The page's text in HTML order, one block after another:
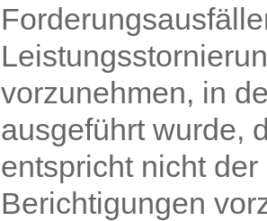
vorzunehmen, in
ausgeführt wurde,
entspricht nicht
Berichtigungen